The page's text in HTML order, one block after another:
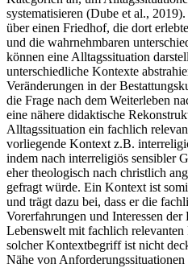
systematisieren (Dube et al.,
über einen Friedhof, die dort
und die wahrnehmbaren
können eine Alltagssituation
unterschiedliche Kontexte
Veränderungen in der
die Frage nach dem Weiterleben
eine nähere didaktische
Alltagssituation ein fachlich
vorliegende Kontext z.B.
indem nach interreligiös sensibler
eher theologisch nach christlich
gefragt würde. Ein Kontext ist
und trägt dazu bei, dass er die
Vorerfahrungen und Interessen
Lebenswelt mit fachlich relevanten
solcher Kontextbegriff ist nicht
Nähe von